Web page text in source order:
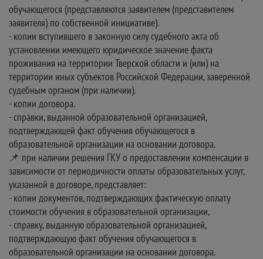
обучающегося (представляются заявителем (представителем
заявителя) по собственной инициативе).
- копии вступившего в законную силу судебного акта об
установлении имеющего юридическое значение факта
проживания на территории Тверской области и (или) на
территории иных субъектов Российской Федерации, заверенной
судебным органом (при наличии).
- копии договора.
- справки, выданной образовательной организацией,
подтверждающей факт обучения обучающегося в
образовательной организации на основании договора.
📌 при наличии решения ГКУ о предоставлении компенсации в
зависимости от периодичности оплаты образовательных услуг,
указанной в договоре, представляет:
- копии документов, подтверждающих фактическую оплату
стоимости обучения в образовательной организации,
- справку, выданную образовательной организацией,
подтверждающую факт обучения обучающегося в
образовательной организации на основании договора.